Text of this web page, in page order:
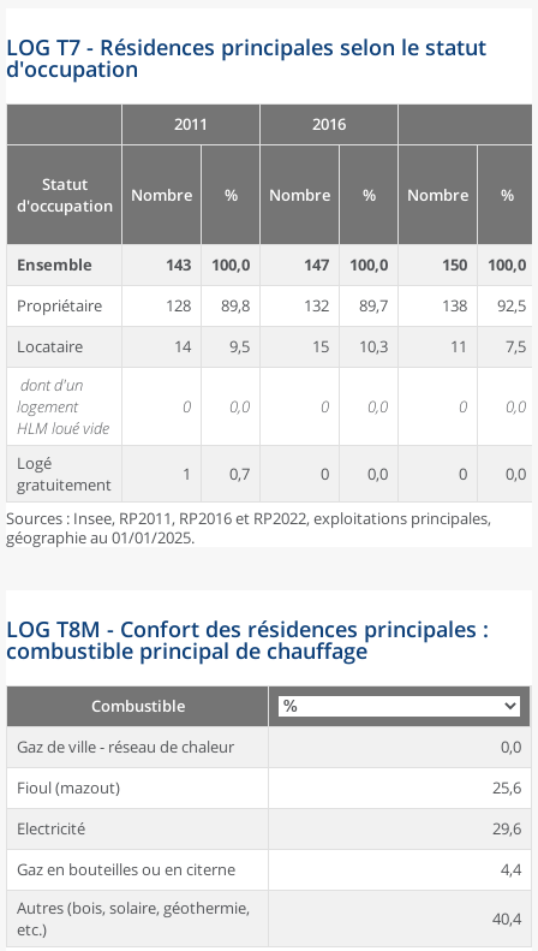
LOG T7 - Résidences principales selon le statut
d'occupation
2011 2016
Statut
d'occupation
Nombre % Nombre % Nombre %
Ensemble 143 100,0 147 100,0 150
100,0
Propriétaire
128 89,8 132 89,7 138
92,5
Locataire
14 9,5 15 10,3 11
7,5
dont d'un
logement
HLM loué vide
0 0,0 0 0,0 0 0,0
Logé
gratuitement
1 0,7 0 0,0 0 0,0
Sources : Insee, RP2011, RP2016 et RP2022, exploitations principales,
géographie au 01/01/2025.
LOG T8M - Confort des résidences principales :
combustible principal de chauffage
Combustible
Gaz de ville - réseau de chaleur
0,0
Fioul (mazout)
25,6
Electricité
29,6
Gaz en bouteilles ou en citerne
4,4
Autres (bois, solaire, géothermie,
etc.)
40,4